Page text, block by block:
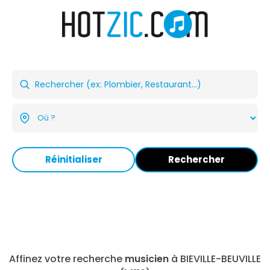
Réinitialiser Rechercher
Affinez votre recherche musicien à BIEVILLE-BEUVILLE